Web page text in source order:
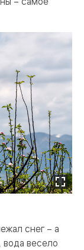
снег – а
весело